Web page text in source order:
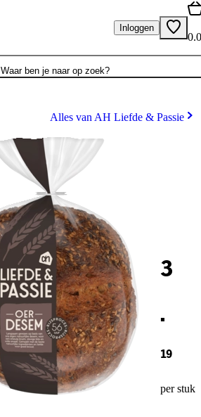
Inloggen
Waar ben je naar op zoek?
Alles van AH Liefde & Passie
3
.
19
per stuk